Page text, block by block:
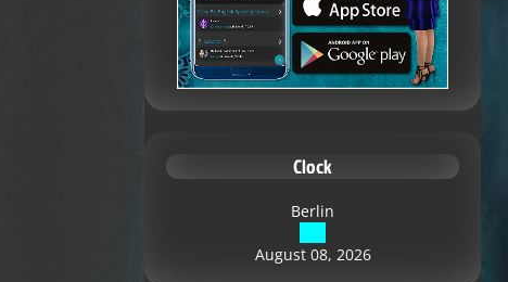
Clock
Berlin
August 08, 2026